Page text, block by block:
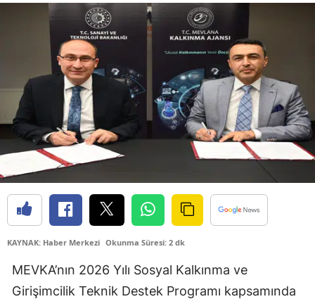
Bolu
Burdur
Bursa
Çanakkale
Çankırı
Denizli
Diyarbakır
KAYNAK: Haber Merkezi Okunma Süresi: 2 dk
MEVKA’nın 2026 Yılı Sosyal Kalkınma ve
Girişimcilik Teknik Destek Programı kapsamında